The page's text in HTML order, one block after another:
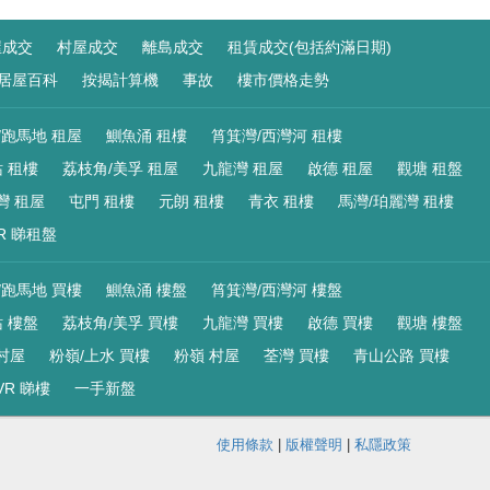
交 村屋成交 離島成交
租賃成交(包括約滿日期)
居屋百科 按揭計算機 事故 樓市價格走勢
馬地 租屋 鰂魚涌 租樓
筲箕灣/西灣河 租樓
租樓 荔枝角/美孚 租屋 九龍灣 租屋 啟德 租屋
觀塘 租盤
租屋 屯門 租樓 元朗 租樓 青衣 租樓
馬灣/珀麗灣 租樓
睇租盤
馬地 買樓 鰂魚涌 樓盤
筲箕灣/西灣河 樓盤
樓盤 荔枝角/美孚 買樓 九龍灣 買樓 啟德 買樓
觀塘 樓盤
屋 粉嶺/上水 買樓 粉嶺 村屋 荃灣 買樓
青山公路 買樓
睇樓 一手新盤
使用條款 | 版權聲明 | 私隱政策